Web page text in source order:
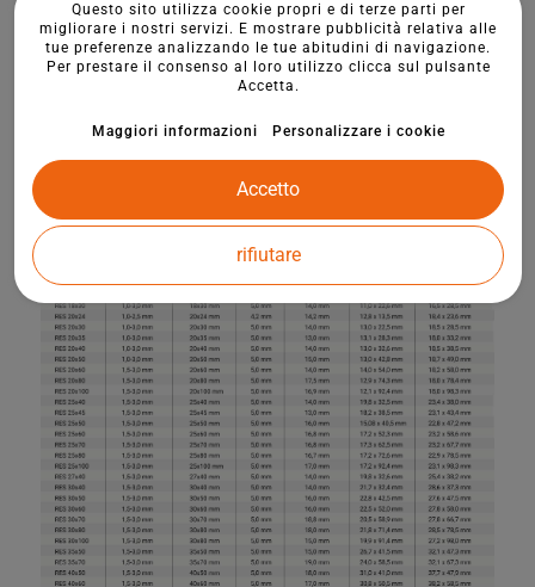
Questo sito utilizza cookie propri e di terze parti per
migliorare i nostri servizi. E mostrare pubblicità relativa alle
tue preferenze analizzando le tue abitudini di navigazione.
Per prestare il consenso al loro utilizzo clicca sul pulsante
Accetta.
Maggiori informazioni Personalizzare i cookie
rifiutare
Accetto